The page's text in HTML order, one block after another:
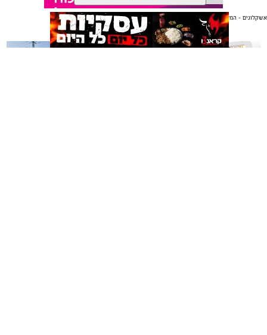
תגים:משטרת ישראל
אשקלונים - המקומון היומי של אשקלון באינטרנט
אולי יעניין אותך גם